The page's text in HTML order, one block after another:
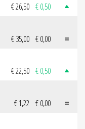
€ 26,50 € 0,50
€ 35,00 € 0,00
€ 22,50 € 0,50
€ 1,22 € 0,00